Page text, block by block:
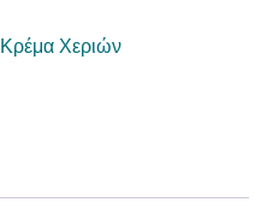
Κρέμα Χεριών